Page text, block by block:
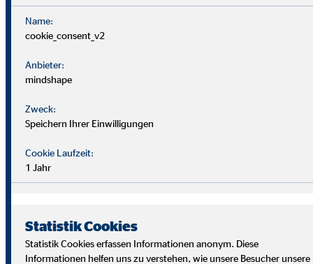
Für uns zählt nicht dein Lebenslauf, sondern wer du bist und
was du erreichen möchtest. Wichtiger sind deine
zwischenmenschlichen und persönlichen Stärken.
Du solltest offen, kontaktfreudig und freundlich auftreten
Kund*innen hineinzuversetzen.
Als Berater in brauchst du zudem eine gute Struktur, den
Überblick im Arbeitsalltag sowie analytische Fähigkeiten,
um die Ziele deiner Kundinnen richtig zu verstehen und
Starte auch du als OVB Finanzberater*in durch!
Name:
cookie_consent_v2
Anbieter:
mindshape
Zweck:
Speichern Ihrer Einwilligungen
Cookie Laufzeit:
1 Jahr
Statistik Cookies
Statistik Cookies erfassen Informationen anonym. Diese
Informationen helfen uns zu verstehen, wie unsere Besucher unsere